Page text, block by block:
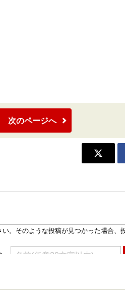
次のページへ